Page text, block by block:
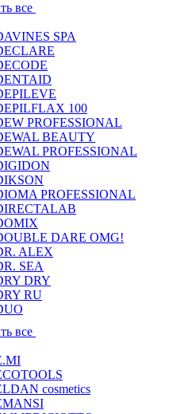
все
SPA
100
PROFESSIONAL
BEAUTY
PROFESSIONAL
PROFESSIONAL
DARE OMG!
ALEX
SEA
DRY
RU
все
cosmetics